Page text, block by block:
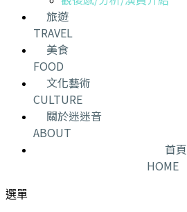
旅遊
TRAVEL
美食
FOOD
文化藝術
CULTURE
關於迷迷音
ABOUT
首頁
HOME
選單